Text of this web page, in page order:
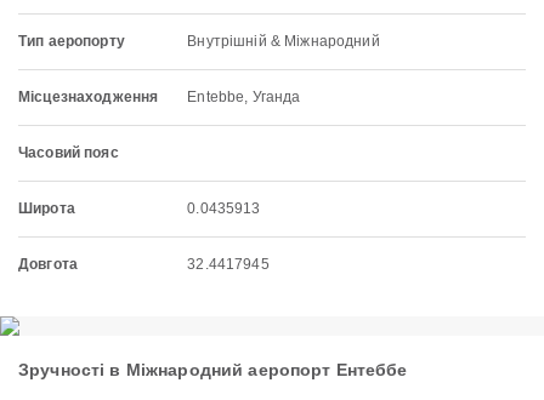
Тип аеропорту Внутрішній & Міжнародний
Місцезнаходження Entebbe, Уганда
Часовий пояс
Широта 0.0435913
Довгота 32.4417945
Зручності в Міжнародний аеропорт Ентеббе